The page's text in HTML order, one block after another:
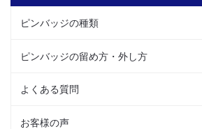
ピンバッジの種類
ピンバッジの留め方・外し方
よくある質問
お客様の声